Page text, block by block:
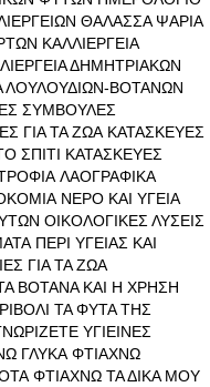
ΘΑΛΑΣΣΑ ΨΑΡΙΑ
ΚΑΛΛΙΕΡΓΕΙΑ
ΔΗΜΗΤΡΙΑΚΩΝ
ΛΟΥΛΟΥΔΙΩΝ-ΒΟΤΑΝΩΝ
ΣΥΜΒΟΥΛΕΣ
ΓΙΑ ΤΑ ΖΩΑ ΚΑΤΑΣΚΕΥΕΣ
ΣΠΙΤΙ ΚΑΤΑΣΚΕΥΕΣ
ΛΑΟΓΡΑΦΙΚΑ
ΝΕΡΟ ΚΑΙ ΥΓΕΙΑ
ΟΙΚΟΛΟΓΙΚΕΣ ΛΥΣΕΙΣ
ΠΕΡΙ ΥΓΕΙΑΣ ΚΑΙ
ΓΙΑ ΤΑ ΖΩΑ
ΒΟΤΑΝΑ ΚΑΙ Η ΧΡΗΣΗ
ΤΑ ΦΥΤΑ ΤΗΣ
ΥΓΙΕΙΝΕΣ
ΓΛΥΚΑ ΦΤΙΑΧΝΩ
ΦΤΙΑΧΝΩ ΤΑ ΔΙΚΑ ΜΟΥ